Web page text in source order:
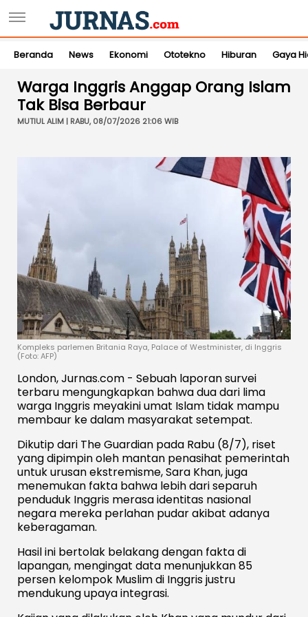
Beranda News Ekonomi Ototekno Hiburan Gaya
Warga Inggris Anggap Orang Islam
Tak Bisa Berbaur
MUTIUL ALIM | RABU, 08/07/2026 21:06 WIB
Kompleks parlemen Britania Raya, Palace of Westminister, di Inggris
(Foto: AFP)
London, Jurnas.com - Sebuah laporan survei
terbaru mengungkapkan bahwa dua dari lima
warga Inggris meyakini umat Islam tidak mampu
membaur ke dalam masyarakat setempat.
Dikutip dari The Guardian pada Rabu (8/7), riset
yang dipimpin oleh mantan penasihat pemerintah
untuk urusan ekstremisme, Sara Khan, juga
menemukan fakta bahwa lebih dari separuh
penduduk Inggris merasa identitas nasional
negara mereka perlahan pudar akibat adanya
keberagaman.
Hasil ini bertolak belakang dengan fakta di
lapangan, mengingat data menunjukkan 85
persen kelompok Muslim di Inggris justru
mendukung upaya integrasi.